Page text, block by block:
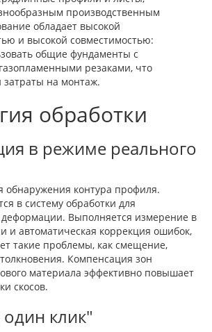
производственным
обладает высокой
и высокой совместимостью:
общие фундаменты с
резаками, что
на монтаж.
обработки
в режиме реального
обнаружения контура профиля.
в систему обработки для
Выполняется измерение в
и автоматическая коррекция ошибок,
такие проблемы, как смещение,
Компенсация зон
материала эффективно повышает
скосов.
один клик"